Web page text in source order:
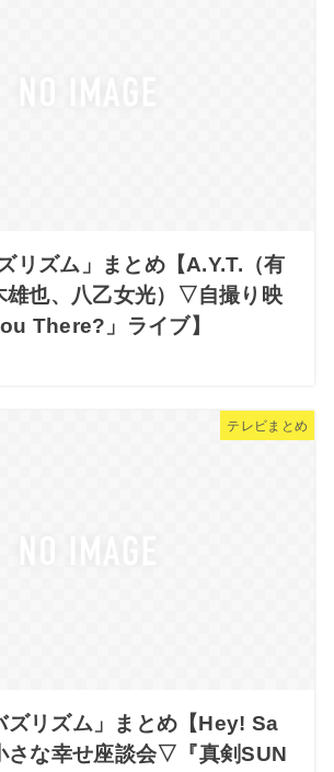
リズム」まとめ【A.Y.T.（有
雄也、八乙女光）▽自撮り映
There?」ライブ】
テレビまとめ
ズリズム」まとめ【Hey! Sa
な幸せ座談会▽『真剣SUN